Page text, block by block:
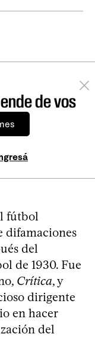
de vos
fútbol
difamaciones
del
de 1930. Fue
Crítica, y
dirigente
en hacer
del